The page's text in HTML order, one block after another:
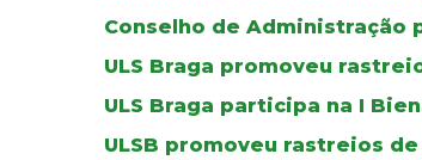
Conselho de Administração
ULS Braga promoveu
ULS Braga participa na I
ULSB promoveu rastreios